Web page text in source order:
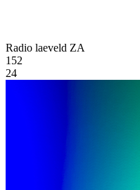
Radio laeveld ZA
152
24